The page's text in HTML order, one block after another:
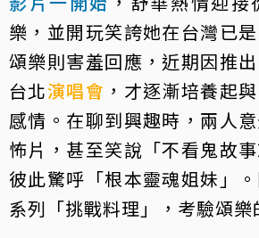
樂，並開玩笑誇她在台灣已
頌樂則害羞回應，近期因推
台北演唱會 ，才逐漸培養起
感情。在聊到興趣時，兩人
怖片，甚至笑說「不看鬼故
彼此驚呼「根本靈魂姐妹」
系列「挑戰料理」，考驗頌樂